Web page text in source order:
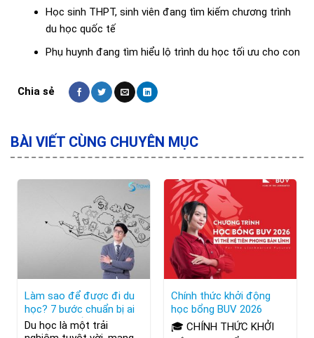
Học sinh THPT, sinh viên đang tìm kiếm chương trình
du học quốc tế
Phụ huynh đang tìm hiểu lộ trình du học tối ưu cho con
BÀI VIẾT CÙNG CHUYÊN MỤC
Làm sao để được đi du
học? 7 bước chuẩn bị ai
cũng cần biết
Du học là một trải
Chính thức khởi động
học bổng BUV 2026
🎓 CHÍNH THỨC KHỞI